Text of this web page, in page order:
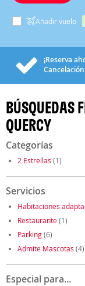
Añadir vuelo
¡Reserva
Cancelación
BÚSQUEDAS
QUERCY
Categorías
2 Estrellas (1)
Servicios
Habitaciones
Restaurante(1)
Parking(6)
Admite Mascotas (4)
Especial para...